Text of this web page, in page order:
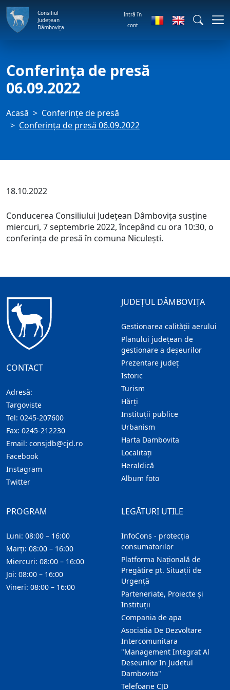
Consiliul
Județean
Dâmbovița
Intră în
cont
Conferința de presă
06.09.2022
Acasă
Conferințe de presă
Conferința de presă 06.09.2022
18.10.2022
Conducerea Consiliului Județean Dâmbovița susține
miercuri, 7 septembrie 2022, începând cu ora 10:30, o
conferința de presă în comuna Niculești.
CONTACT
Adresă:
Targoviste
Tel: 0245-207600
Fax: 0245-212230
Email: consjdb@cjd.ro
Facebook
Instagram
Twitter
JUDEȚUL DÂMBOVIȚA
Gestionarea calității aerului
Planului județean de
gestionare a deșeurilor
Prezentare judeţ
Istoric
Turism
Hărţi
Instituţii publice
Urbanism
Harta Dambovita
Localitaţi
Heraldică
Album foto
LEGĂTURI UTILE
InfoCons - protecția
consumatorilor
Platforma Națională de
Pregătire pt. Situații de
Urgență
Parteneriate, Proiecte și
Instituții
Compania de apa
Asociatia De Dezvoltare
Intercomunitara
"Management Integrat Al
Deseurilor In Judetul
Dambovita"
Telefoane CJD
PROGRAM
Luni: 08:00 – 16:00
Marți: 08:00 – 16:00
Miercuri: 08:00 – 16:00
Joi: 08:00 – 16:00
Vineri: 08:00 – 16:00